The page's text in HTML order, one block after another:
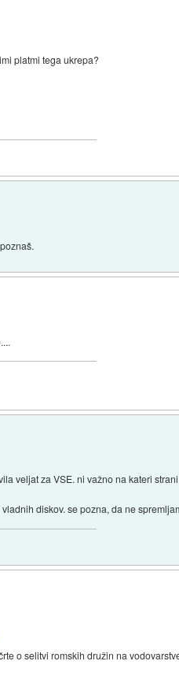
platmi tega ukrepa?
veljat za VSE. ni važno na kateri
diskov. se pozna, da ne
o selitvi romskih družin na